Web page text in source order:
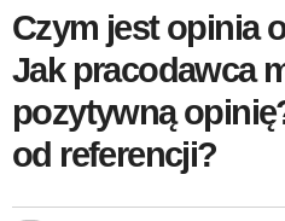
Czym jest opinia
Jak pracodawca
pozytywną
od referencji?